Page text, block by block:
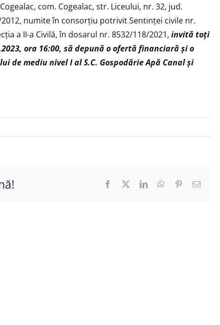
com. Cogealac, str. Liceului, nr. 32, jud.
2012, numite în consorțiu potrivit Sentinței civile nr.
a II-a Civilă, în dosarul nr. 8532/118/2021, invită toți
ora 16:00, să depună o ofertă financiară și o
de mediu nivel I alS.C. Gospodărie Apă Canal și
Facebook LinkedInWhatsApp
Pinterest
E-